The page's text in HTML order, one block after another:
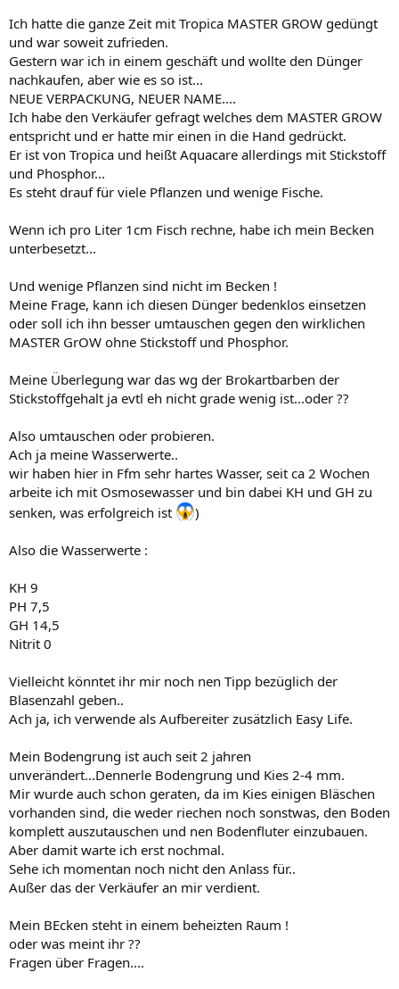
Ich hatte die ganze Zeit mit Tropica MASTER GROW gedüngt
und war soweit zufrieden.
Gestern war ich in einem geschäft und wollte den Dünger
nachkaufen, aber wie es so ist...
NEUE VERPACKUNG, NEUER NAME....
Ich habe den Verkäufer gefragt welches dem MASTER GROW
entspricht und er hatte mir einen in die Hand gedrückt.
Er ist von Tropica und heißt Aquacare allerdings mit Stickstoff
und Phosphor...
Es steht drauf für viele Pflanzen und wenige Fische.
Wenn ich pro Liter 1cm Fisch rechne, habe ich mein Becken
unterbesetzt...
Und wenige Pflanzen sind nicht im Becken !
Meine Frage, kann ich diesen Dünger bedenklos einsetzen
oder soll ich ihn besser umtauschen gegen den wirklichen
MASTER GrOW ohne Stickstoff und Phosphor.
Meine Überlegung war das wg der Brokartbarben der
Stickstoffgehalt ja evtl eh nicht grade wenig ist...oder ??
Also umtauschen oder probieren.
Ach ja meine Wasserwerte..
wir haben hier in Ffm sehr hartes Wasser, seit ca 2 Wochen
arbeite ich mit Osmosewasser und bin dabei KH und GH zu
senken, was erfolgreich ist
)
Also die Wasserwerte :
KH 9
PH 7,5
GH 14,5
Nitrit 0
Vielleicht könntet ihr mir noch nen Tipp bezüglich der
Blasenzahl geben..
Ach ja, ich verwende als Aufbereiter zusätzlich Easy Life.
Mein Bodengrung ist auch seit 2 jahren
unverändert...Dennerle Bodengrung und Kies 2-4 mm.
Mir wurde auch schon geraten, da im Kies einigen Bläschen
vorhanden sind, die weder riechen noch sonstwas, den Boden
komplett auszutauschen und nen Bodenfluter einzubauen.
Aber damit warte ich erst nochmal.
Sehe ich momentan noch nicht den Anlass für..
Außer das der Verkäufer an mir verdient.
Mein BEcken steht in einem beheizten Raum !
oder was meint ihr ??
Fragen über Fragen....